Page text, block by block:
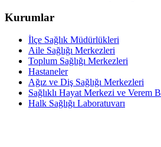
Kurumlar
İlçe Sağlık Müdürlükleri
Aile Sağlığı Merkezleri
Toplum Sağlığı Merkezleri
Hastaneler
Ağız ve Diş Sağlığı Merkezleri
Sağlıklı Hayat Merkezi ve Verem
Halk Sağlığı Laboratuvarı